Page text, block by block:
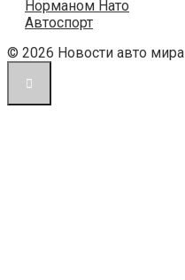
Норманом Нато
Автоспорт
© 2026 Новости авто мира